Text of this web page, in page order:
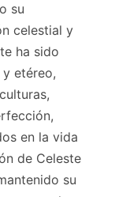
su
celestial y
ha sido
etéreo,
en la vida
de Celeste
su